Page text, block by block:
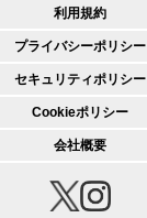
利用規約
プライバシーポリシー
セキュリティポリシー
Cookieポリシー
会社概要